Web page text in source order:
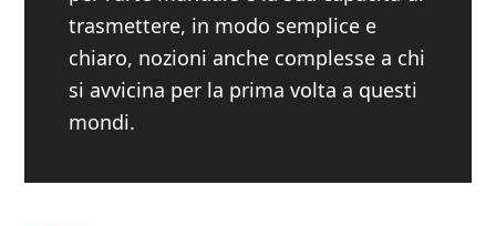
trasmettere, in modo semplice e
chiaro, nozioni anche complesse a chi
si avvicina per la prima volta a questi
mondi.